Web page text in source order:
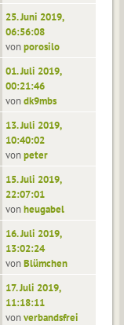
25. Juni 2019,
06:56:08
vonporosilo
01. Juli 2019,
00:21:46
vondk9mbs
13. Juli 2019,
10:40:02
vonpeter
15. Juli 2019,
22:07:01
vonheugabel
16. Juli 2019,
13:02:24
vonBlümchen
17. Juli 2019,
11:18:11
vonverbandsfrei